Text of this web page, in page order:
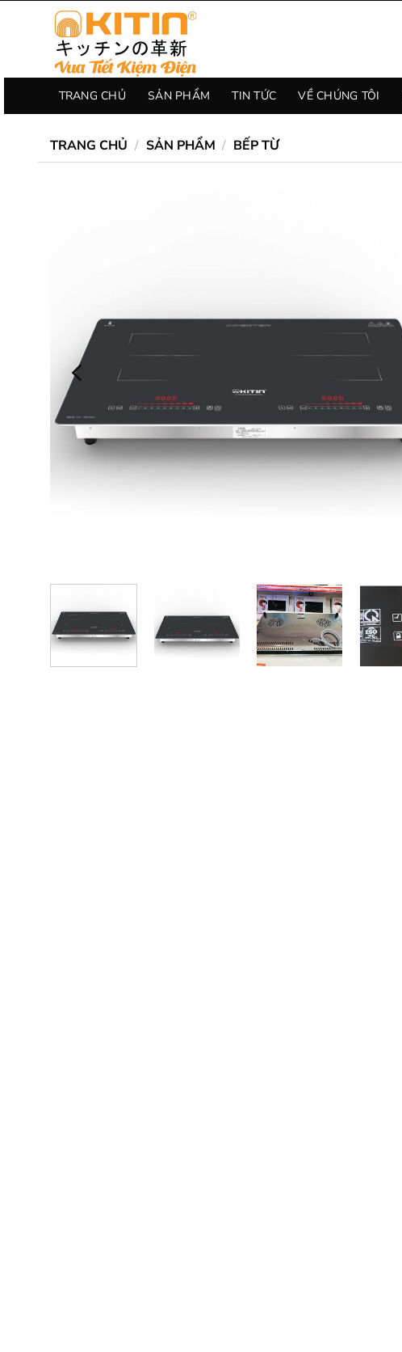
dung
TRANG CHỦ SẢN PHẨM TIN TỨC VỀ CHÚNG TÔI
TRANG CHỦ / SẢN PHẨM / BẾP TỪ